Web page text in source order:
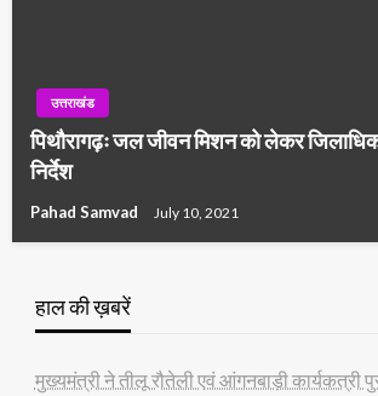
उत्तराखंड
पिथौरागढ़ः जल जीवन मिशन को लेकर
निर्देश
Pahad Samvad July 10, 2021
हाल की ख़बरें
मुख्यमंत्री ने तीलू रौतेली एवं आंगनबाड़ी कार्यकत्री